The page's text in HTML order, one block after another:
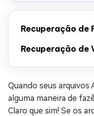
Recuperação de
Recuperação de
Quando seus arquivos
alguma maneira de
Claro que sim! Se os